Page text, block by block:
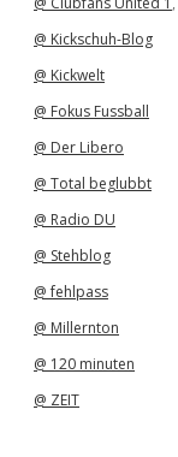
@ Kickschuh-Blog
@ Kickwelt
@ Fokus Fussball
@ Der Libero
@ Total beglubbt
@ Radio DU
@ Stehblog
@ fehlpass
@ Millernton
@ 120 minuten
@ ZEIT